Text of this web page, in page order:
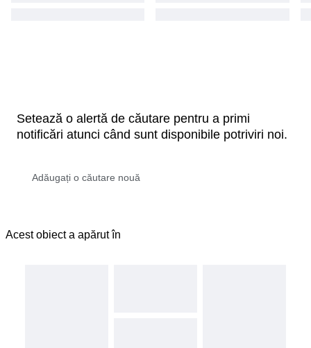
Setează o alertă de căutare pentru a primi
notificări atunci când sunt disponibile potriviri noi.
Acest obiect a apărut în